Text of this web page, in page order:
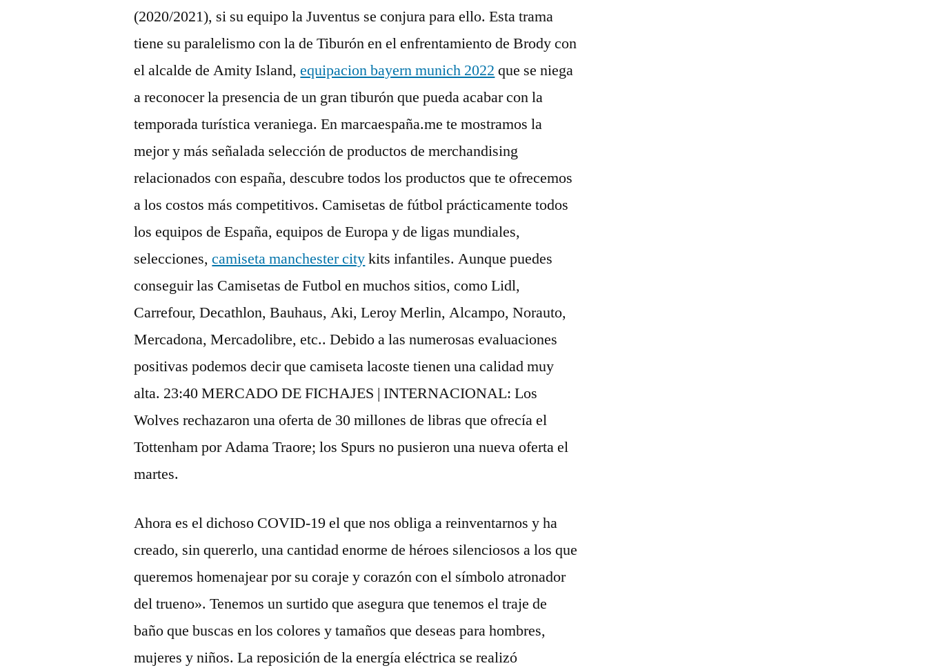
(2020/2021), si su equipo la Juventus se conjura para ello. Esta trama
tiene su paralelismo con la de Tiburón en el enfrentamiento de Brody con
el alcalde de Amity Island,equipacion bayern munich 2022 que se niega
a reconocer la presencia de un gran tiburón que pueda acabar con la
temporada turística veraniega. En marcaespaña.me te mostramos la
mejor y más señalada selección de productos de merchandising
relacionados con españa, descubre todos los productos que te ofrecemos
a los costos más competitivos. Camisetas de fútbol prácticamente todos
los equipos de España, equipos de Europa y de ligas mundiales,
selecciones,camiseta manchester citykits infantiles. Aunque puedes
conseguir las Camisetas de Futbol en muchos sitios, como Lidl,
Carrefour, Decathlon, Bauhaus, Aki, Leroy Merlin, Alcampo, Norauto,
Mercadona, Mercadolibre, etc.. Debido a las numerosas evaluaciones
positivas podemos decir que camiseta lacoste tienen una calidad muy
alta. 23:40 MERCADO DE FICHAJES | INTERNACIONAL: Los
Wolves rechazaron una oferta de 30 millones de libras que ofrecía el
Tottenham por Adama Traore; los Spurs no pusieron una nueva oferta el
martes.
Ahora es el dichoso COVID-19 el que nos obliga a reinventarnos y ha
creado, sin quererlo, una cantidad enorme de héroes silenciosos a los que
queremos homenajear por su coraje y corazón con el símbolo atronador
del trueno». Tenemos un surtido que asegura que tenemos el traje de
baño que buscas en los colores y tamaños que deseas para hombres,
mujeres y niños. La reposición de la energía eléctrica se realizó